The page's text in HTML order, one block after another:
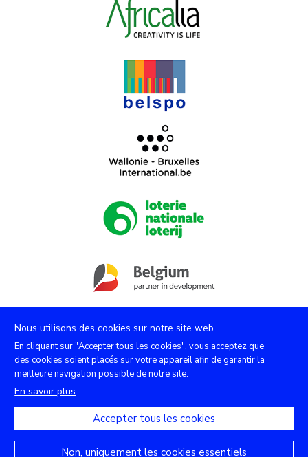
X
Copyright (c) - Musée royal de l'Afrique centrale - 2020
Nous utilisons des cookies sur notre site web.
En cliquant sur "Accepter tous les cookies", vous acceptez que
des cookies soient placés sur votre appareil afin de garantir la
meilleure navigation possible de notre site.
En savoir plus
Accepter tous les cookies
Non, uniquement les cookies essentiels